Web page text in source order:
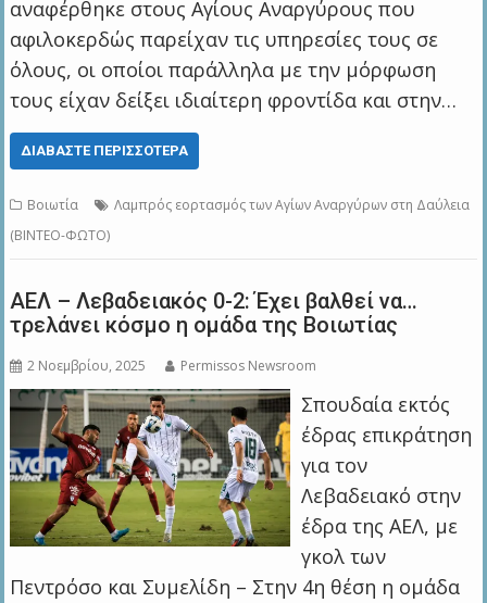
αναφέρθηκε στους Αγίους Αναργύρους που
αφιλοκερδώς παρείχαν τις υπηρεσίες τους σε
όλους, οι οποίοι παράλληλα με την μόρφωση
τους είχαν δείξει ιδιαίτερη φροντίδα και στην…
ΔΙΑΒΆΣΤΕ ΠΕΡΙΣΣΌΤΕΡΑ
Βοιωτία
Λαμπρός εορτασμός των Αγίων Αναργύρων στη Δαύλεια
(ΒΙΝΤΕΟ-ΦΩΤΟ)
ΑΕΛ – Λεβαδειακός 0-2: Έχει βαλθεί να…
τρελάνει κόσμο η ομάδα της Βοιωτίας
2 Νοεμβρίου, 2025 Permissos Newsroom
Σπουδαία εκτός
έδρας επικράτηση
για τον
Λεβαδειακό στην
έδρα της ΑΕΛ, με
γκολ των
Πεντρόσο και Συμελίδη – Στην 4η θέση η ομάδα